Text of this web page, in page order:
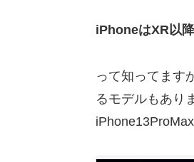
iPhoneはXR以
って知ってます
るモデルもあり